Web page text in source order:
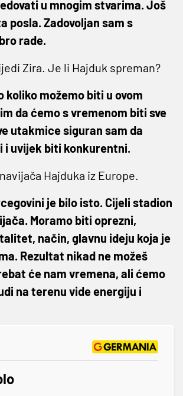
u mnogim stvarima. Još
posla. Zadovoljan sam s
rade.
Zira. Je li Hajduk spreman?
koliko možemo biti u ovom
da ćemo s vremenom biti sve
utakmice siguran sam da
i uvijek biti konkurentni.
Hajduka iz Europe.
je bilo isto. Cijeli stadion
Moramo biti oprezni,
način, glavnu ideju koja je
Rezultat nikad ne možeš
će nam vremena, ali ćemo
na terenu vide energiju i